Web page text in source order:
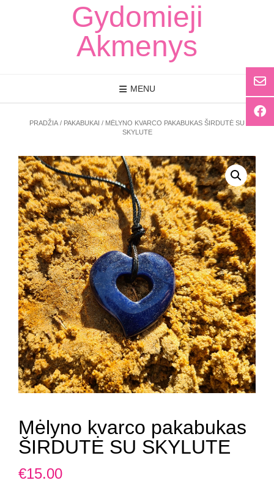
Gydomieji
Akmenys
MENU
PRADŽIA / PAKABUKAI / MĖLYNO KVARCO PAKABUKAS ŠIRDUTĖ SU
SKYLUTE
Mėlyno kvarco pakabukas
ŠIRDUTĖ SU SKYLUTE
€15.00